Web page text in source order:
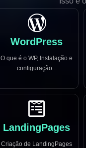
WordPress
O que é o WP, Instalação e
configuração...
LandingPages
Criação de LandingPages